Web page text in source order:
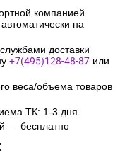
компанией
на
доставки
+7(495)128-48-87 или
веса/объема товаров
ТК: 1-3 дня.
— бесплатно